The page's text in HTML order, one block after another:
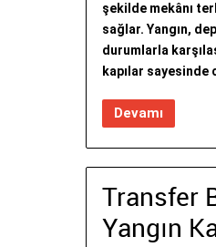
şekilde mekânı
sağlar. Yangın,
durumlarla
kapılar sayesinde
Devamı
Transfer
Yangın